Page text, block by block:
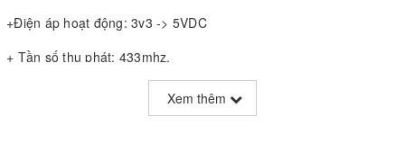
+Điện áp hoạt động: 3v3 -> 5VDC
+ Tần số thu phát: 433mhz.
+ Giao tiếp: Serial UART (TTL)Xem thêm